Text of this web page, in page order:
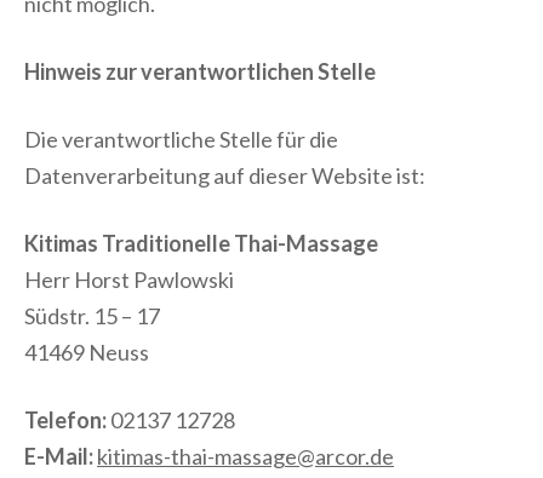
Hinweis zur verantwortlichen Stelle
Die verantwortliche Stelle für die
Datenverarbeitung auf dieser Website ist:
Kitimas Traditionelle Thai-Massage
Herr Horst Pawlowski
Südstr. 15 – 17
41469 Neuss
Telefon:02137 12728
E-Mail:kitimas-thai-massage@arcor.de